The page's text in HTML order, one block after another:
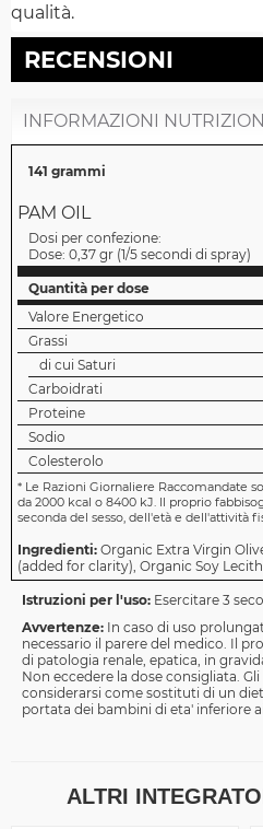
qualità.
RECENSIONI
INFORMAZIONI
141 grammi
PAM OIL
Dosi per confezione:
Dose: 0,37 gr (1/5 secondi di spray)
Quantità per dose
Valore Energetico
Grassi
di cui Saturi
Carboidrati
Proteine
Sodio
Colesterolo
* Le Razioni Giornaliere Raccomandate
da 2000 kcal o 8400 kJ. Il proprio
seconda del sesso, dell'età e dell'attività
Ingredienti: Organic Extra Virgin
(added for clarity), Organic Soy
Istruzioni per l'uso: Esercitare 3
Avvertenze: In caso di uso
necessario il parere del medico. Il
di patologia renale, epatica, in
Non eccedere la dose consigliata.
considerarsi come sostituti di un
portata dei bambini di eta' inferiore
ALTRI